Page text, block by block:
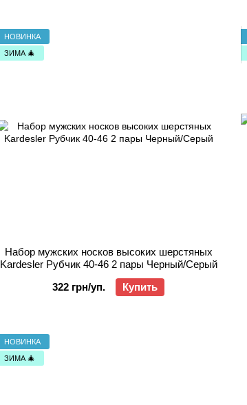
НОВИНКА
ЗИМА 🎄
Набор мужских носков высоких шерстяных
Kardesler Рубчик 40-46 2 пары Черный/Серый
322 грн/уп.
Купить
НОВИНКА
ЗИМА 🎄